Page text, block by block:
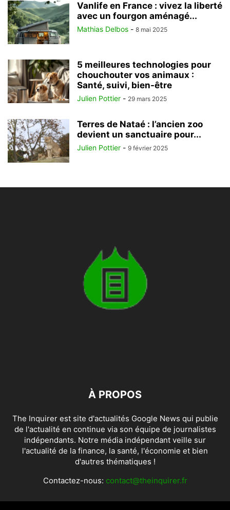
Vanlife en France : vivez la liberté
avec un fourgon aménagé...
Mathias Delbos - 8 mai 2025
5 meilleures technologies pour
chouchouter vos animaux :
Santé, suivi, bien-être
Julien Pottier - 29 mars 2025
Terres de Nataé : l’ancien zoo
devient un sanctuaire pour...
Julien Pottier - 9 février 2025
À PROPOS
The Inquirer est site d'actualités Google News qui publie
de l'actualité en continue via son équipe de journalistes
indépendants. Notre média indépendant veille sur
l'actualité de la finance, la santé, l'économie et bien
d'autres thématiques !
Contactez-nous: contact@theinquirer.fr